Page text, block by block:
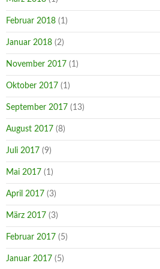
Februar 2018 (1)
Januar 2018 (2)
November 2017 (1)
Oktober 2017 (1)
September 2017 (13)
August 2017 (8)
Juli 2017 (9)
Mai 2017 (1)
April 2017 (3)
März 2017 (3)
Februar 2017 (5)
Januar 2017 (5)